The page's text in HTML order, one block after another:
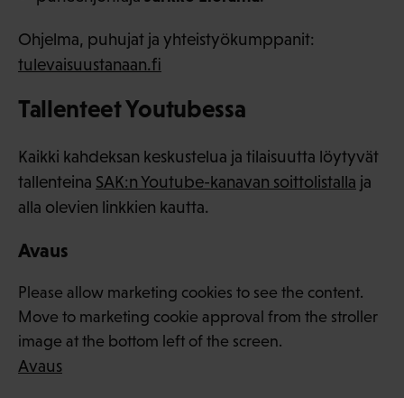
Ohjelma, puhujat ja yhteistyökumppanit:
tulevaisuustanaan.fi
Tallenteet Youtubessa
Kaikki kahdeksan keskustelua ja tilaisuutta löytyvät
tallenteina SAK:n Youtube-kanavan soittolistalla ja
alla olevien linkkien kautta.
Avaus
Please allow marketing cookies to see the content.
Move to marketing cookie approval from the stroller
image at the bottom left of the screen.
Avaus